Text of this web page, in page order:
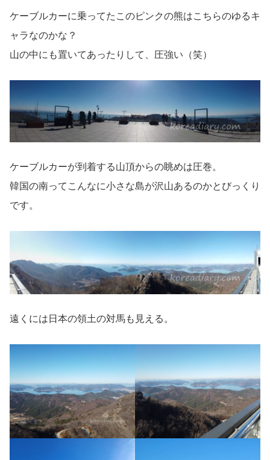
ケーブルカーに乗ってたこのピンクの熊はこちらのゆるキ
ャラなのかな？
山の中にも置いてあったりして、圧強い（笑）
ケーブルカーが到着する山頂からの眺めは圧巻。
韓国の南ってこんなに小さな島が沢山あるのかとびっくり
です。
遠くには日本の領土の対馬も見える。